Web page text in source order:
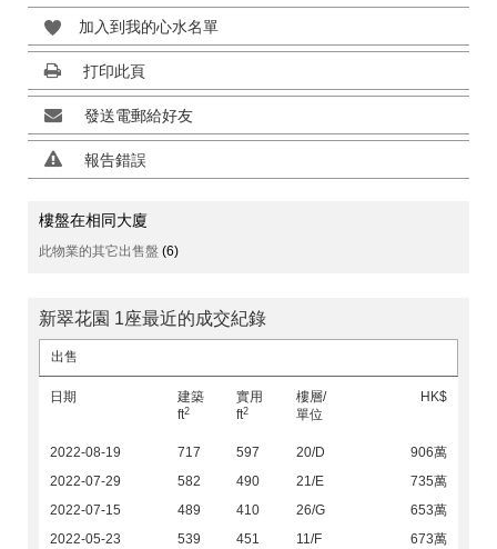
加入到我的心水名單
打印此頁
發送電郵給好友
報告錯誤
樓盤在相同大廈
此物業的其它出售盤 (6)
新翠花園 1座最近的成交紀錄
出售
日期
建築
ft2
實用
ft2
樓層/
單位
HK$
2022-08-19 717 597 20/D
906萬
2022-07-29
582 490 21/E
735萬
2022-07-15
489 410 26/G
653萬
2022-05-23
539 451 11/F
673萬